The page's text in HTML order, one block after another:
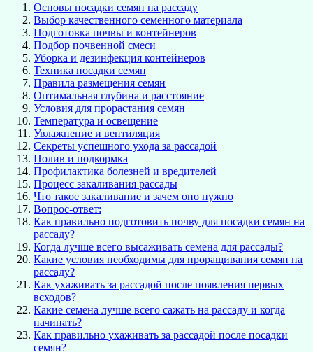
Основы посадки семян на рассаду
Выбор качественного семенного материала
Подготовка почвы и контейнеров
Подбор почвенной смеси
Уборка и дезинфекция контейнеров
Техника посадки семян
Правила размещения семян
Оптимальная глубина и расстояние
Условия для прорастания семян
Температура и освещение
Увлажнение и вентиляция
Секреты успешного ухода за рассадой
Полив и подкормка
Профилактика болезней и вредителей
Процесс закаливания рассады
Что такое закаливание и зачем оно нужно
Вопрос-ответ:
Как правильно подготовить почву для посадки семян на
рассаду?
Когда лучше всего высаживать семена для рассады?
Какие условия необходимы для проращивания семян на
рассаду?
Как ухаживать за рассадой после появления первых
всходов?
Какие семена лучше всего сажать на рассаду и когда
начинать?
Как правильно ухаживать за рассадой после посадки
семян?